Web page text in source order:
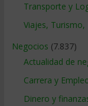
Transporte y
Viajes, Turismo,
Negocios (7.837)
Actualidad de
Carrera y
Dinero y